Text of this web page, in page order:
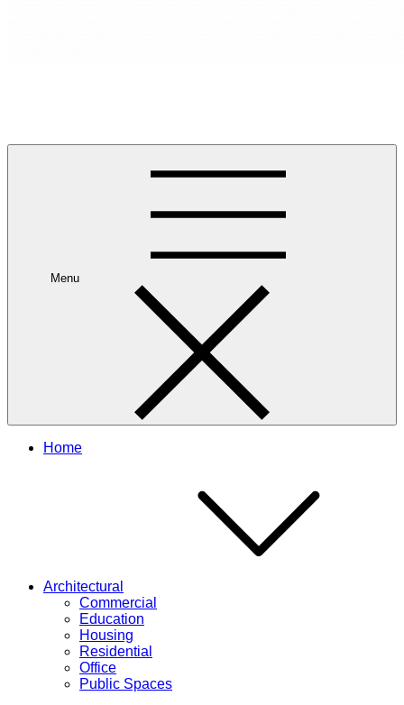
Menu
Home
Architectural
Commercial
Education
Housing
Residential
Office
Public Spaces